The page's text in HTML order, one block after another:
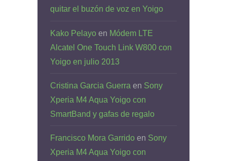
quitar el buzón de voz en Yoigo
Kako Pelayo en Módem LTE
Alcatel One Touch Link W800 con
Yoigo en julio 2013
Cristina Garcia Guerra en Sony
Xperia M4 Aqua Yoigo con
SmartBand y gafas de regalo
Francisco Mora Garrido en Sony
Xperia M4 Aqua Yoigo con